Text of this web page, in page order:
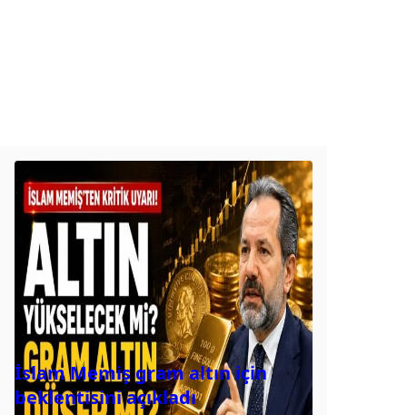
İslam Memiş gram altın için
beklentisini açıkladı